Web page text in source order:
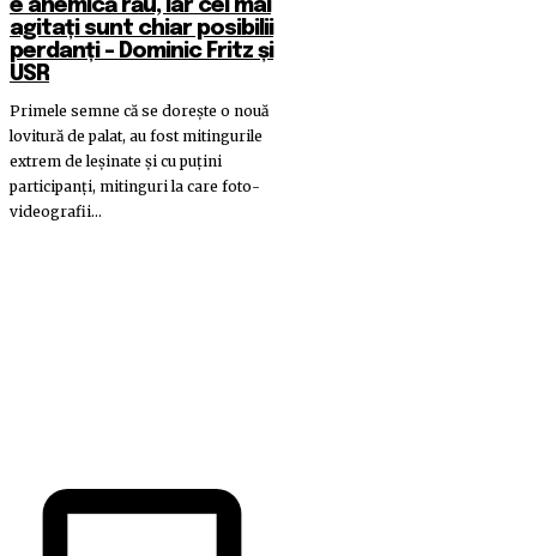
e anemică rău, iar cei mai
agitați sunt chiar posibilii
perdanți – Dominic Fritz și
USR
Primele semne că se dorește o nouă
lovitură de palat, au fost mitingurile
extrem de leșinate și cu puțini
participanți, mitinguri la care foto-
videografii...